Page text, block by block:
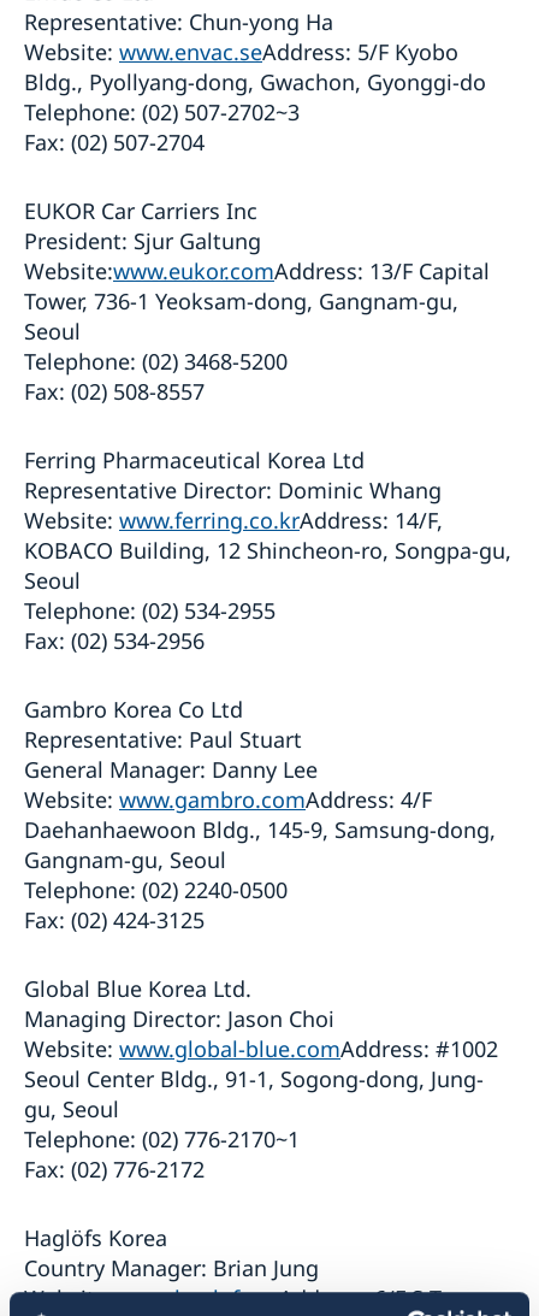
Representative: Chun-yong Ha
Website: www.envac.seAddress: 5/F Kyobo
Bldg., Pyollyang-dong, Gwachon, Gyonggi-do
Telephone: (02) 507-2702~3
Fax: (02) 507-2704
EUKOR Car Carriers Inc
President: Sjur Galtung
Website:www.eukor.comAddress: 13/F Capital
Tower, 736-1 Yeoksam-dong, Gangnam-gu,
Seoul
Telephone: (02) 3468-5200
Fax: (02) 508-8557
Ferring Pharmaceutical Korea Ltd
Representative Director: Dominic Whang
Website: www.ferring.co.krAddress: 14/F,
KOBACO Building, 12 Shincheon-ro, Songpa-gu,
Seoul
Telephone: (02) 534-2955
Fax: (02) 534-2956
Gambro Korea Co Ltd
Representative: Paul Stuart
General Manager: Danny Lee
Website: www.gambro.comAddress: 4/F
Daehanhaewoon Bldg., 145-9, Samsung-dong,
Gangnam-gu, Seoul
Telephone: (02) 2240-0500
Fax: (02) 424-3125
Global Blue Korea Ltd.
Managing Director: Jason Choi
Website: www.global-blue.comAddress: #1002
Seoul Center Bldg., 91-1, Sogong-dong, Jung-
gu, Seoul
Telephone: (02) 776-2170~1
Fax: (02) 776-2172
Haglöfs Korea
Country Manager: Brian Jung
Website:www.haglofs.seAddress: 6/F S-Tower,